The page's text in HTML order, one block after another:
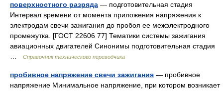
поверхностного разряда — подготовительная стадия
Интервал времени от момента приложения напряжения к
электродам свечи зажигания до пробоя ее межэлектродного
промежутка. [ГОСТ 22606 77] Тематики системы зажигания
авиационных двигателей Синонимы подготовительная стадия
Справочник технического переводчика
пробивное напряжение свечи зажигания — пробивное
напряжение Минимальное напряжение, при котором возникает